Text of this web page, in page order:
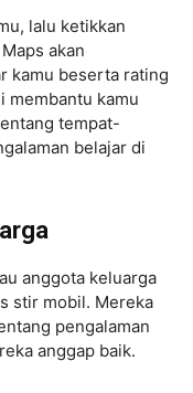
lalu ketikkan
akan
kamu beserta rating
membantu kamu
tempat-
belajar di
anggota keluarga
stir mobil. Mereka
pengalaman
anggap baik.